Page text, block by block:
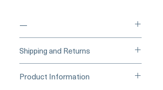
—
____Buy Securely on 1stDibs
Shipping and Returns
At Pearl Vogue, each piece is a
Product Information